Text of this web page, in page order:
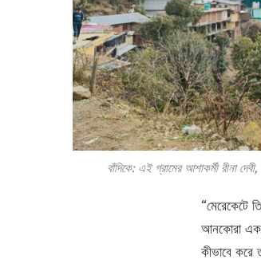
বাঁদিকে: এই গ্রামের আশাকর্মী রীনা
“মেরেকেটে
আনকোরা
কীভাবে করে